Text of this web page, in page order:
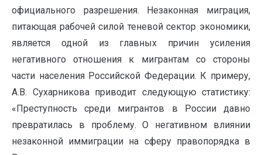
официального разрешения. Незаконная миграция,
питающая рабочей силой теневой сектор экономики,
является одной из главных причин усиления
негативного отношения к мигрантам со стороны
части населения Российской Федерации. К примеру,
А.В. Сухарникова приводит следующую статистику:
«Преступность среди мигрантов в России давно
превратилась в проблему. О негативном влиянии
незаконной иммиграции на сферу правопорядка в